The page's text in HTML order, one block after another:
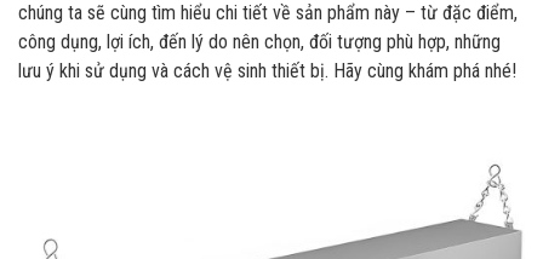
chúng ta sẽ cùng tìm hiểu chi tiết về sản phẩm này – từ đặc điểm,
công dụng, lợi ích, đến lý do nên chọn, đối tượng phù hợp, những
lưu ý khi sử dụng và cách vệ sinh thiết bị. Hãy cùng khám phá nhé!